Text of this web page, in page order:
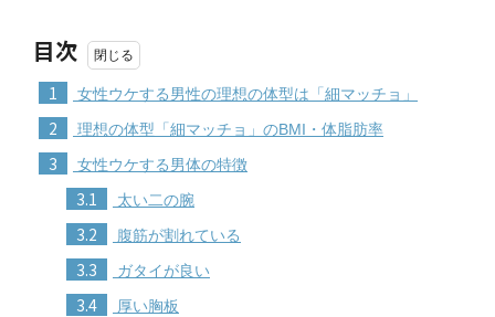
目次
1 女性ウケする男性の理想の体型は「細マッチョ」
2 理想の体型「細マッチョ」のBMI・体脂肪率
3 女性ウケする男体の特徴
3.1 太い二の腕
3.2 腹筋が割れている
3.3 ガタイが良い
3.4 厚い胸板